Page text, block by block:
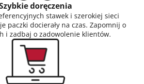
doręczenia
stawek i szerokiej sieci
paczki docierały na czas. Zapomnij o
i zadbaj o zadowolenie klientów.